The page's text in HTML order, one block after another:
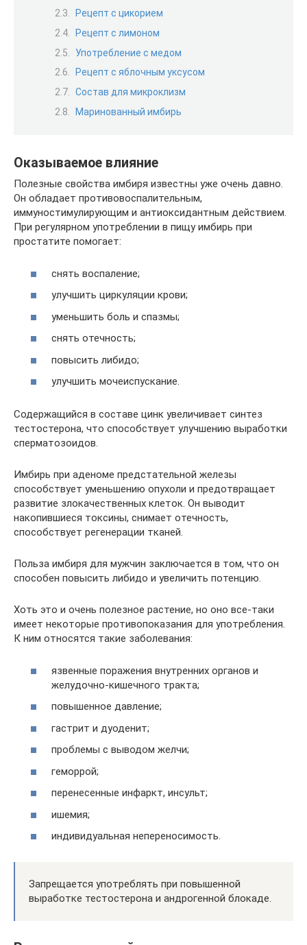
Рецепт с цикорием
Рецепт с лимоном
Употребление с медом
Рецепт с яблочным уксусом
Состав для микроклизм
Маринованный имбирь
Оказываемое влияние
Полезные свойства имбиря известны уже очень давно.
Он обладает противовоспалительным,
иммуностимулирующим и антиоксидантным действием.
При регулярном употреблении в пищу имбирь при
простатите помогает:
снять воспаление;
улучшить циркуляции крови;
уменьшить боль и спазмы;
снять отечность;
повысить либидо;
улучшить мочеиспускание.
Содержащийся в составе цинк увеличивает синтез
тестостерона, что способствует улучшению выработки
сперматозоидов.
Имбирь при аденоме предстательной железы
способствует уменьшению опухоли и предотвращает
развитие злокачественных клеток. Он выводит
накопившиеся токсины, снимает отечность,
способствует регенерации тканей.
Польза имбиря для мужчин заключается в том, что он
способен повысить либидо и увеличить потенцию.
Хоть это и очень полезное растение, но оно все-таки
имеет некоторые противопоказания для употребления.
К ним относятся такие заболевания:
язвенные поражения внутренних органов и
желудочно-кишечного тракта;
повышенное давление;
гастрит и дуоденит;
проблемы с выводом желчи;
геморрой;
перенесенные инфаркт, инсульт;
ишемия;
индивидуальная непереносимость.
Запрещается употреблять при повышенной
выработке тестостерона и андрогенной блокаде.